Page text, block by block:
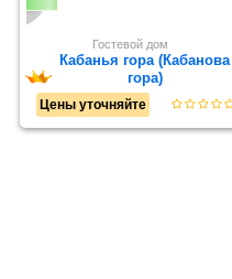
Гостевой дом
Кабанья гора (Кабанова
гора)
Цены уточняйте